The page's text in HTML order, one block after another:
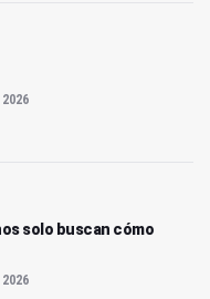
2026
solo buscan cómo
2026